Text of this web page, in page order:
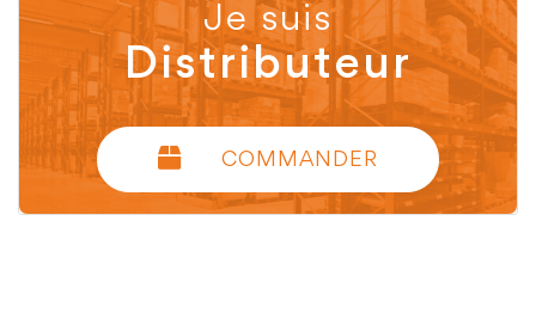
Je suis
Distributeur
COMMANDER